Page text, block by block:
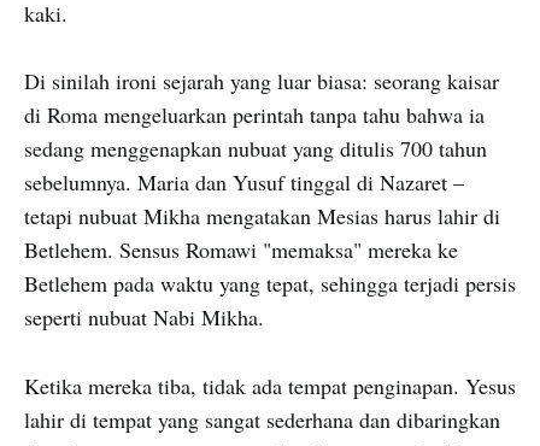
kaki.
Di sinilah ironi sejarah yang luar biasa: seorang kaisar
di Roma mengeluarkan perintah tanpa tahu bahwa ia
sedang menggenapkan nubuat yang ditulis 700 tahun
sebelumnya. Maria dan Yusuf tinggal di Nazaret –
tetapi nubuat Mikha mengatakan Mesias harus lahir di
Betlehem. Sensus Romawi "memaksa" mereka ke
Betlehem pada waktu yang tepat, sehingga terjadi persis
seperti nubuat Nabi Mikha.
Ketika mereka tiba, tidak ada tempat penginapan. Yesus
lahir di tempat yang sangat sederhana dan dibaringkan